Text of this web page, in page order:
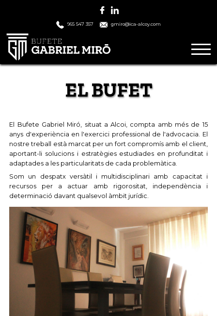
965 547 357 gmiro@ica-alcoy.com
EL BUFET
El Bufete Gabriel Miró, situat a Alcoi, compta amb més de 15
anys d'experiència en l'exercici professional de l'advocacia. El
nostre treball està marcat per un fort compromís amb el client,
aportant-li solucions i estratègies estudiades en profunditat i
adaptades a les particularitats de cada problemàtica.
Som un despatx versàtil i multidisciplinari amb capacitat i
recursos per a actuar amb rigorositat, independència i
determinació davant qualsevol àmbit jurídic.